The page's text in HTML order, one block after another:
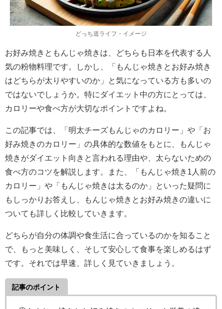
どっち道ライフ・イメージ
お好み焼きともんじゃ焼きは、どちらも日本を代表する人
気の粉物料理です。しかし、「もんじゃ焼きとお好み焼き
はどちらが太りやすいのか」と気になっている方も多いの
ではないでしょうか。特にダイエット中の方にとっては、
カロリーや食べ方が大切なポイントですよね。
この記事では、「明太チーズもんじゃのカロリー」や「お
好み焼きのカロリー」の具体的な数値をもとに、もんじゃ
焼きがダイエット向きと言われる理由や、太らないための
食べ方のコツを解説します。また、「もんじゃ焼き1人前の
カロリー」や「もんじゃ焼きは太るのか」といった疑問に
もしっかりお答えし、もんじゃ焼きとお好み焼きの違いに
ついても詳しく比較していきます。
どちらが自分の体調や食生活に合っているのかを知ること
で、もっと美味しく、そして安心して食事を楽しめるはず
です。それでは早速、詳しく見ていきましょう。
記事のポイント